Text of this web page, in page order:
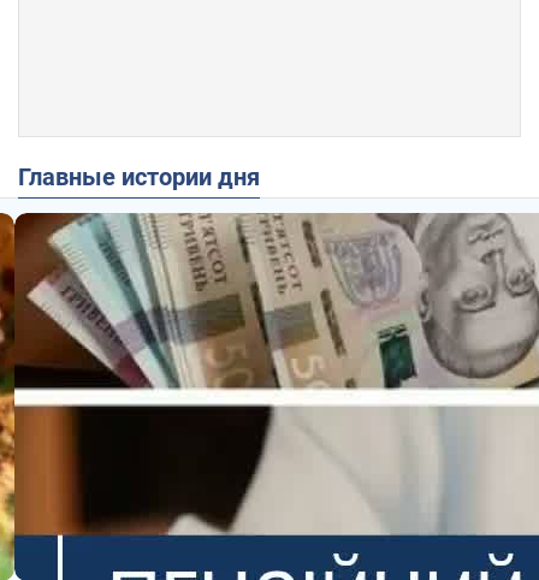
Главные истории дня